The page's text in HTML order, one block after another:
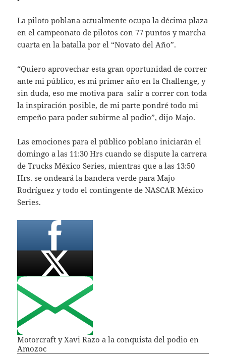
La piloto poblana actualmente ocupa la décima plaza
en el campeonato de pilotos con 77 puntos y marcha
cuarta en la batalla por el “Novato del Año”.
“Quiero aprovechar esta gran oportunidad de correr
ante mi público, es mi primer año en la Challenge, y
sin duda, eso me motiva para salir a correr con toda
la inspiración posible, de mi parte pondré todo mi
empeño para poder subirme al podio”, dijo Majo.
Las emociones para el público poblano iniciarán el
domingo a las 11:30 Hrs cuando se dispute la carrera
de Trucks México Series, mientras que a las 13:50
Hrs. se ondeará la bandera verde para Majo
Rodríguez y todo el contingente de NASCAR México
Series.
Motorcraft y Xavi Razo a la conquista del podio en
Amozoc